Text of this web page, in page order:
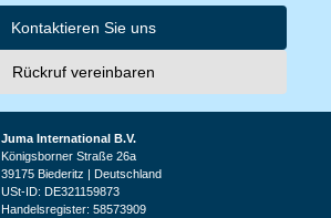
Kontaktieren Sie uns
Rückruf vereinbaren
Juma International B.V.
Königsborner Straße 26a
39175 Biederitz | Deutschland
USt-ID: DE321159873
Handelsregister: 58573909